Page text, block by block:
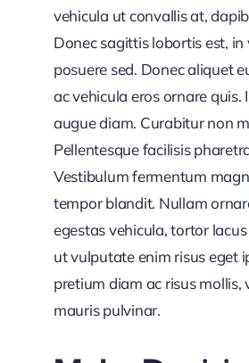
vehicula ut convallis at,
Donec sagittis lobortis est,
posuere sed. Donec aliquet
ac vehicula eros ornare quis.
augue diam. Curabitur non
Pellentesque facilisis
Vestibulum fermentum
tempor blandit. Nullam
egestas vehicula, tortor
ut vulputate enim risus eget
pretium diam ac risus mollis,
mauris pulvinar.